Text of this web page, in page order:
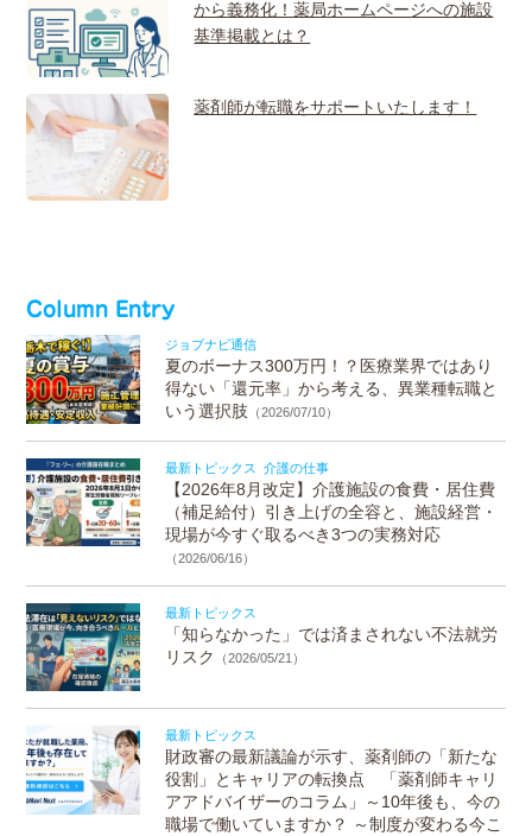
から義務化！薬局ホームページへの施設
基準掲載とは？
薬剤師が転職をサポートいたします！
Column Entry
ジョブナビ通信
夏のボーナス300万円！？医療業界ではあり
得ない「還元率」から考える、異業種転職と
いう選択肢 （2026/07/10）
最新トピックス 介護の仕事
【2026年8月改定】介護施設の食費・居住費
（補足給付）引き上げの全容と、施設経営・
現場が今すぐ取るべき3つの実務対応
（2026/06/16）
最新トピックス
「知らなかった」では済まされない不法就労
リスク
（2026/05/21）
最新トピックス
財政審の最新議論が示す、薬剤師の「新たな
役割」とキャリアの転換点 「薬剤師キャリ
アアドバイザーのコラム」～10年後も、今の
職場で働いていますか？ ～制度が変わる今こ